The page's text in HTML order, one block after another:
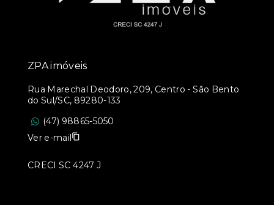
ZPA imóveis
Rua Marechal Deodoro, 209, Centro - São Bento
do Sul/SC, 89280-133
(47) 98865-5050
Ver e-mail
CRECI SC 4247 J